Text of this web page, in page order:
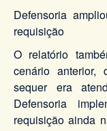
Defensoria
requisição
O relatório
cenário anterior,
sequer era
Defensoria
requisição ainda